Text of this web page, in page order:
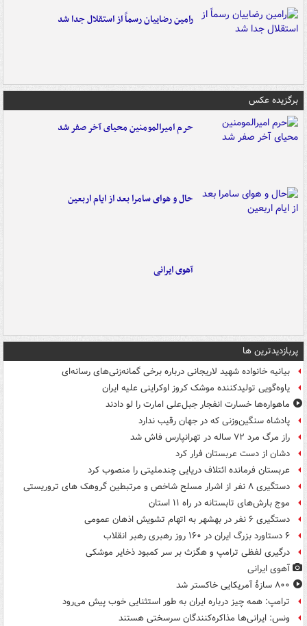
رامین رضاییان رسماً از استقلال جدا شد
برگزیده عکس
حرم امیرالمومنین محیای آخر صفر شد
حال و هوای سامرا بعد از ایام اربعین
آهوی ایرانی
پربازدیدترین ها
بیانیه خانواده شهید لاریجانی درباره برخی گمانه‌زنی‌های رسانه‌ای
یاوه‌گویی تولیدکننده موشک کروز اوکراینی علیه ایران
ماهواره‌ها خسارت انفجار جبل‌علی امارت را لو دادند
پادشاه سنگین‌وزنی که در جهان رقیب ندارد
راز مرگ مرد ۷۲ ساله در تهرانپارس فاش شد
دشان از دست عربستان فرار کرد
عربستان فرمانده ائتلاف دریایی چندملیتی را منصوب کرد
دستگیری ۸ نفر از اشرار مسلح شاخص و مرتبطین گروهک های تروریستی
موج بارش‌های تابستانه در راه ۱۱ استان
دستگیری ۶ نفر در بهشهر به اتهام تشویش اذهان عمومی
۶ دستاورد بزرگ ایران در ۱۶۰ روز رهبری رهبر انقلاب
درگیری لفظی ترامپ و هگزث بر سر کمبود ذخایر موشکی
آهوی ایرانی
۸۰۰ سازۀ آمریکایی خاکستر شد
ترامپ: همه چیز درباره ایران به طور استثنایی خوب پیش می‌رود
ونس: ایرانی‌ها مذاکره‌کنندگان سرسختی هستند